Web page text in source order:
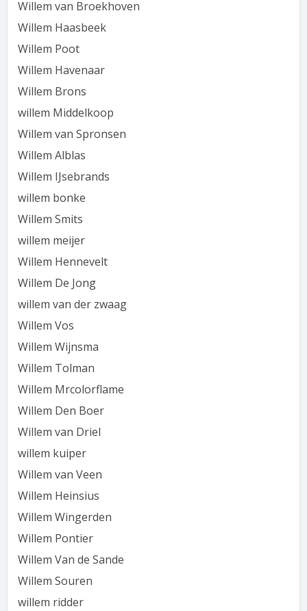
Willem van Broekhoven
Willem Haasbeek
Willem Poot
Willem Havenaar
Willem Brons
willem Middelkoop
Willem van Spronsen
Willem Alblas
Willem IJsebrands
willem bonke
Willem Smits
willem meijer
Willem Hennevelt
Willem De Jong
willem van der zwaag
Willem Vos
Willem Wijnsma
Willem Tolman
Willem Mrcolorflame
Willem Den Boer
Willem van Driel
willem kuiper
Willem van Veen
Willem Heinsius
Willem Wingerden
Willem Pontier
Willem Van de Sande
Willem Souren
willem ridder